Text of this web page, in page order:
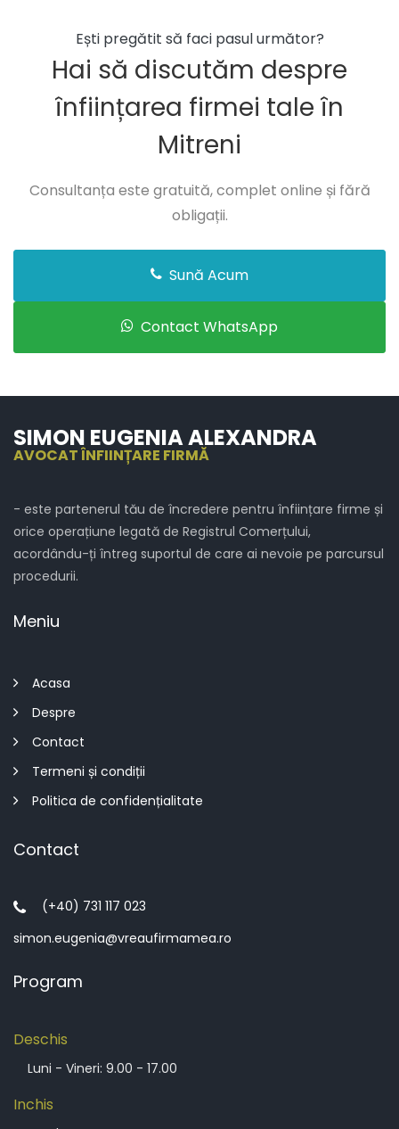
Ești pregătit să faci pasul următor?
Hai să discutăm despre
înființarea firmei tale în
Mitreni
Consultanța este gratuită, complet online și fără
obligații.
Sună Acum
Contact WhatsApp
SIMON EUGENIA ALEXANDRA
AVOCAT ÎNFIINȚARE FIRMĂ
- este partenerul tău de încredere pentru înființare firme și
orice operațiune legată de Registrul Comerțului,
acordându-ți întreg suportul de care ai nevoie pe parcursul
procedurii.
Meniu
Acasa
Despre
Contact
Termeni și condiții
Politica de confidențialitate
Contact
(+40) 731 117 023
simon.eugenia@vreaufirmamea.ro
Program
Deschis
Luni - Vineri: 9.00 - 17.00
Inchis